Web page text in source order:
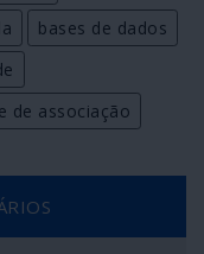
bases de dados
de associação